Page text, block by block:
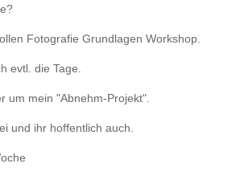
Fotografie Grundlagen Workshop.
evtl. die Tage.
um mein "Abnehm-Projekt".
und ihr hoffentlich auch.